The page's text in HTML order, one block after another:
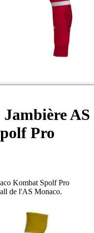
Jambière AS
Pro
Kombat Spolf Pro
de l'AS Monaco.